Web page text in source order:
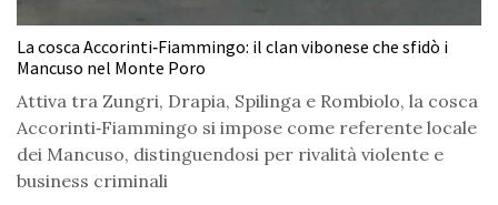
La cosca Accorinti‑Fiammingo: il clan vibonese che sfidò i
Mancuso nel Monte Poro
Attiva tra Zungri, Drapia, Spilinga e Rombiolo, la cosca
Accorinti‑Fiammingo si impose come referente locale
dei Mancuso, distinguendosi per rivalità violente e
business criminali